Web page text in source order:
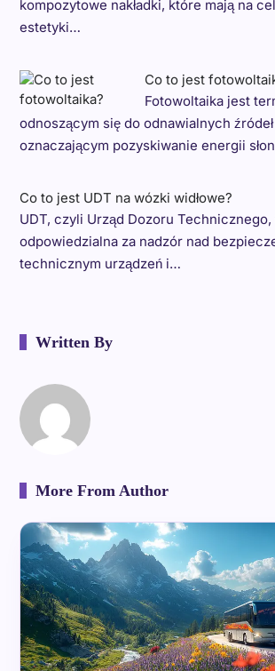
kompozytowe nakładki, które mają na
estetyki…
Co to jest
Fotowoltaika jest
odnoszącym się do odnawialnych
oznaczającym pozyskiwanie energii
Co to jest UDT na wózki widłowe?
UDT, czyli Urząd Dozoru
odpowiedzialna za nadzór nad
technicznym urządzeń i…
Written By
More From Author